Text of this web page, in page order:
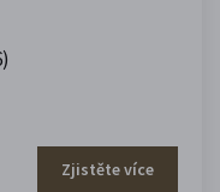
Zjistěte více